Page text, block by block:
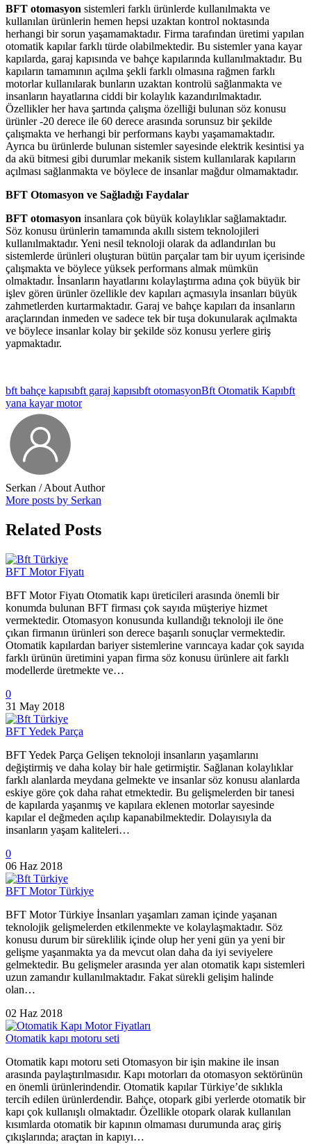
BFT otomasyon sistemleri farklı ürünlerde kullanılmakta ve
kullanılan ürünlerin hemen hepsi uzaktan kontrol noktasında
herhangi bir sorun yaşamamaktadır. Firma tarafından üretimi yapılan
otomatik kapılar farklı türde olabilmektedir. Bu sistemler yana kayar
kapılarda, garaj kapısında ve bahçe kapılarında kullanılmaktadır. Bu
kapıların tamamının açılma şekli farklı olmasına rağmen farklı
motorlar kullanılarak bunların uzaktan kontrolü sağlanmakta ve
insanların hayatlarına ciddi bir kolaylık kazandırılmaktadır.
Özellikler her hava şartında çalışma özelliği bulunan söz konusu
ürünler -20 derece ile 60 derece arasında sorunsuz bir şekilde
çalışmakta ve herhangi bir performans kaybı yaşamamaktadır.
Ayrıca bu ürünlerde bulunan sistemler sayesinde elektrik kesintisi ya
da akü bitmesi gibi durumlar mekanik sistem kullanılarak kapıların
açılması sağlanmakta ve böylece de insanlar mağdur olmamaktadır.
BFT Otomasyon ve Sağladığı Faydalar
BFT otomasyon insanlara çok büyük kolaylıklar sağlamaktadır.
Söz konusu ürünlerin tamamında akıllı sistem teknolojileri
kullanılmaktadır. Yeni nesil teknoloji olarak da adlandırılan bu
sistemlerde ürünleri oluşturan bütün parçalar tam bir uyum içerisinde
çalışmakta ve böylece yüksek performans almak mümkün
olmaktadır. İnsanların hayatlarını kolaylaştırma adına çok büyük bir
işlev gören ürünler özellikle dev kapıları açmasıyla insanları büyük
zahmetlerden kurtarmaktadır. Garaj ve bahçe kapıları da insanların
araçlarından inmeden ve sadece tek bir tuşa dokunularak açılmakta
ve böylece insanlar kolay bir şekilde söz konusu yerlere giriş
yapmaktadır.
bft bahçe kapısıbft garaj kapısıbft otomasyonBft Otomatik Kapıbft
yana kayar motor
Serkan / About Author
More posts by Serkan
Related Posts
BFT Motor Fiyatı
BFT Motor Fiyatı Otomatik kapı üreticileri arasında önemli bir
konumda bulunan BFT firması çok sayıda müşteriye hizmet
vermektedir. Otomasyon konusunda kullandığı teknoloji ile öne
çıkan firmanın ürünleri son derece başarılı sonuçlar vermektedir.
Otomatik kapılardan bariyer sistemlerine varıncaya kadar çok sayıda
farklı ürünün üretimini yapan firma söz konusu ürünlere ait farklı
modellerde üretmekte ve…
0
31 May 2018
BFT Yedek Parça
BFT Yedek Parça Gelişen teknoloji insanların yaşamlarını
değiştirmiş ve daha kolay bir hale getirmiştir. Sağlanan kolaylıklar
farklı alanlarda meydana gelmekte ve insanlar söz konusu alanlarda
eskiye göre çok daha rahat etmektedir. Bu gelişmelerden bir tanesi
de kapılarda yaşanmış ve kapılara eklenen motorlar sayesinde
kapılar el değmeden açılıp kapanabilmektedir. Dolayısıyla da
insanların yaşam kaliteleri…
0
06 Haz 2018
BFT Motor Türkiye
BFT Motor Türkiye İnsanları yaşamları zaman içinde yaşanan
teknolojik gelişmelerden etkilenmekte ve kolaylaşmaktadır. Söz
konusu durum bir süreklilik içinde olup her yeni gün ya yeni bir
gelişme yaşanmakta ya da mevcut olan daha da iyi seviyelere
gelmektedir. Bu gelişmeler arasında yer alan otomatik kapı sistemleri
uzun zamandır kullanılmaktadır. Fakat sürekli gelişim halinde
olan…
02 Haz 2018
Otomatik kapı motoru seti
Otomatik kapı motoru seti Otomasyon bir işin makine ile insan
arasında paylaştırılmasıdır. Kapı motorları da otomasyon sektörünün
en önemli ürünlerindendir. Otomatik kapılar Türkiye’de sıklıkla
tercih edilen ürünlerdendir. Bahçe, otopark gibi yerlerde otomatik bir
kapı çok kullanışlı olmaktadır. Özellikle otopark olarak kullanılan
kısımlarda otomatik bir kapının olmaması durumunda araç giriş
çıkışlarında; araçtan in kapıyı…